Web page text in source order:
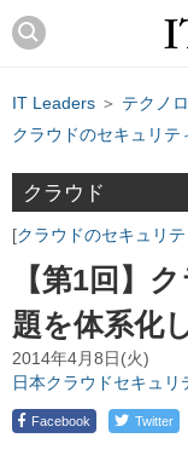
IT Leaders ＞ テクノ
クラウドのセキュリテ
クラウド
クラウドのセキュリ
【第1回】
題を体系化
2014年4月8日(火)
日本クラウドセキュリ
Facebook Twitter